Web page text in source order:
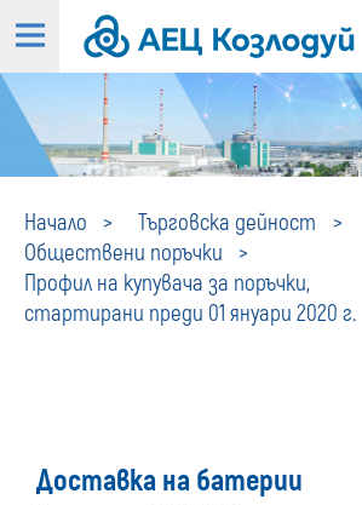
Начало
Търговска дейност
Обществени поръчки
Профил на купувача за поръчки,
стартирани преди 01 януари 2020 г.
на
Доставка на батерии